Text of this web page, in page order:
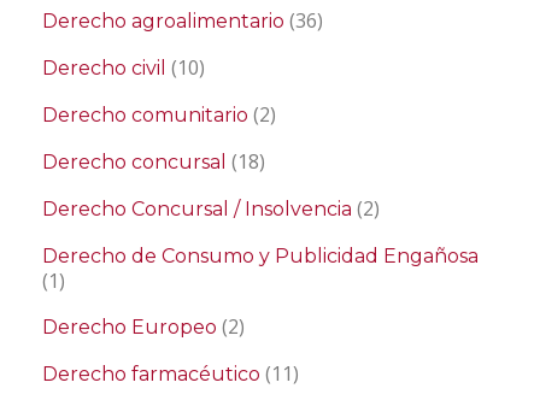
Derecho agroalimentario (36)
Derecho civil (10)
Derecho comunitario (2)
Derecho concursal (18)
Derecho Concursal / Insolvencia (2)
Derecho de Consumo y Publicidad Engañosa
(1)
Derecho Europeo (2)
Derecho farmacéutico (11)